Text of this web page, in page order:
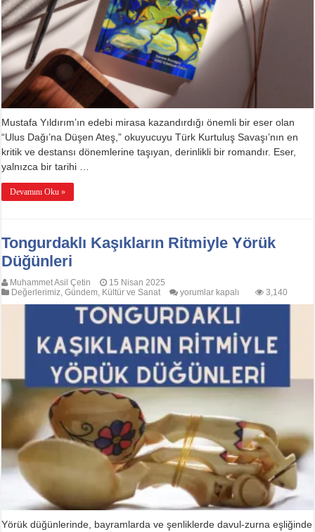
Mustafa Yıldırım’ın edebi mirasa kazandırdığı önemli bir eser olan
“Ulus Dağı’na Düşen Ateş,” okuyucuyu Türk Kurtuluş Savaşı’nın en
kritik ve destansı dönemlerine taşıyan, derinlikli bir romandır. Eser,
yalnızca bir tarihi …
Devamını Oku »
Tongurdaklı Kaşıkların Ritmiyle Yörük
Düğünleri
Muhammet Asil Çetin
15 Nisan 2025
Değerlerimiz ,Gündem Kültür ve Sanat
Tongurdaklı
Ritmiyle
Yörük
Düğünleri
için
yorumlar kapalı 3,140
Yörük düğünlerinde, bayramlarda ve şenliklerde davul-zurna eşliğinde